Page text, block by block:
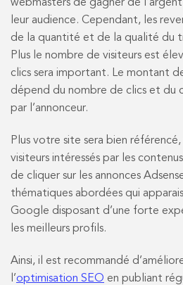
webmasters de gagner de
leur audience. Cependant, les
de la quantité et de la qualité du
Plus le nombre de visiteurs est
clics sera important. Le montant
dépend du nombre de clics et du
par l’annonceur.
Plus votre site sera bien
visiteurs intéressés par les
de cliquer sur les annonces
thématiques abordées qui
Google disposant d’une forte
les meilleurs profils.
Ainsi, il est recommandé
l’optimisation SEO en publiant